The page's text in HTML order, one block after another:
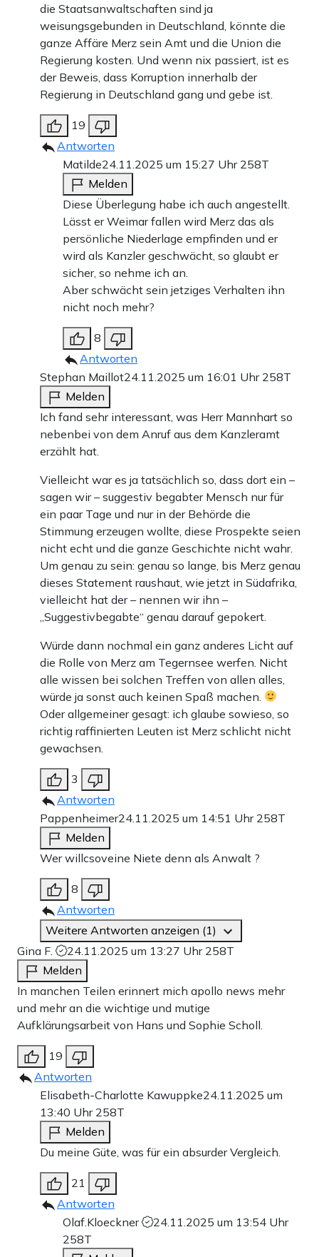
die Staatsanwaltschaften sind ja
weisungsgebunden in Deutschland, könnte die
ganze Affäre Merz sein Amt und die Union die
Regierung kosten. Und wenn nix passiert, ist es
der Beweis, dass Korruption innerhalb der
Regierung in Deutschland gang und gebe ist.
19
Antworten
Matilde24.11.2025 um 15:27 Uhr 258T
Melden
Diese Überlegung habe ich auch angestellt.
Lässt er Weimar fallen wird Merz das als
persönliche Niederlage empfinden und er
wird als Kanzler geschwächt, so glaubt er
sicher, so nehme ich an.
Aber schwächt sein jetziges Verhalten ihn
nicht noch mehr?
8
Antworten
Stephan Maillot24.11.2025 um 16:01 Uhr 258T
Melden
Ich fand sehr interessant, was Herr Mannhart so
nebenbei von dem Anruf aus dem Kanzleramt
erzählt hat.
Vielleicht war es ja tatsächlich so, dass dort ein –
sagen wir – suggestiv begabter Mensch nur für
ein paar Tage und nur in der Behörde die
Stimmung erzeugen wollte, diese Prospekte seien
nicht echt und die ganze Geschichte nicht wahr.
Um genau zu sein: genau so lange, bis Merz genau
dieses Statement raushaut, wie jetzt in Südafrika,
vielleicht hat der – nennen wir ihn –
„Suggestivbegabte“ genau darauf gepokert.
Würde dann nochmal ein ganz anderes Licht auf
die Rolle von Merz am Tegernsee werfen. Nicht
alle wissen bei solchen Treffen von allen alles,
würde ja sonst auch keinen Spaß machen.
Oder allgemeiner gesagt: ich glaube sowieso, so
richtig raffinierten Leuten ist Merz schlicht nicht
gewachsen.
3
Antworten
Pappenheimer24.11.2025 um 14:51 Uhr 258T
Melden
Wer willcsoveine Niete denn als Anwalt ?
8
Antworten
Weitere Antworten anzeigen (1)
Gina F.
24.11.2025 um 13:27 Uhr 258T
Melden
In manchen Teilen erinnert mich apollo news mehr
und mehr an die wichtige und mutige
Aufklärungsarbeit von Hans und Sophie Scholl.
19
Antworten
Elisabeth-Charlotte Kawuppke24.11.2025 um
13:40 Uhr 258T
Melden
Du meine Güte, was für ein absurder Vergleich.
21
Antworten
Olaf.Kloeckner
24.11.2025 um 13:54 Uhr
258T